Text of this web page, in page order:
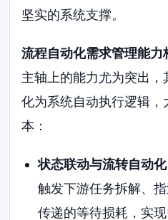
坚实的系统支撑。
流程自动化需求管理能力
主轴上的能力尤为突出
化为系统自动执行逻辑
本：
状态联动与流转自动化
触发下游任务拆解、
传递的等待损耗，实